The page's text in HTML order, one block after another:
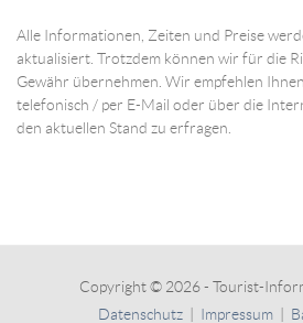
Alle Informationen, Zeiten und Preise
aktualisiert. Trotzdem können wir für die
Gewähr übernehmen. Wir empfehlen
telefonisch / per E-Mail oder über die
den aktuellen Stand zu erfragen.
Copyright © 2026 - Tourist-
Datenschutz
Impressum